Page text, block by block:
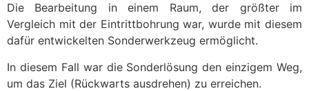
Die Bearbeitung in einem Raum, der größter im
Vergleich mit der Eintrittbohrung war, wurde mit diesem
dafür entwickelten Sonderwerkzeug ermöglicht.
In diesem Fall war die Sonderlösung den einzigem Weg,
um das Ziel (Rückwarts ausdrehen) zu erreichen.